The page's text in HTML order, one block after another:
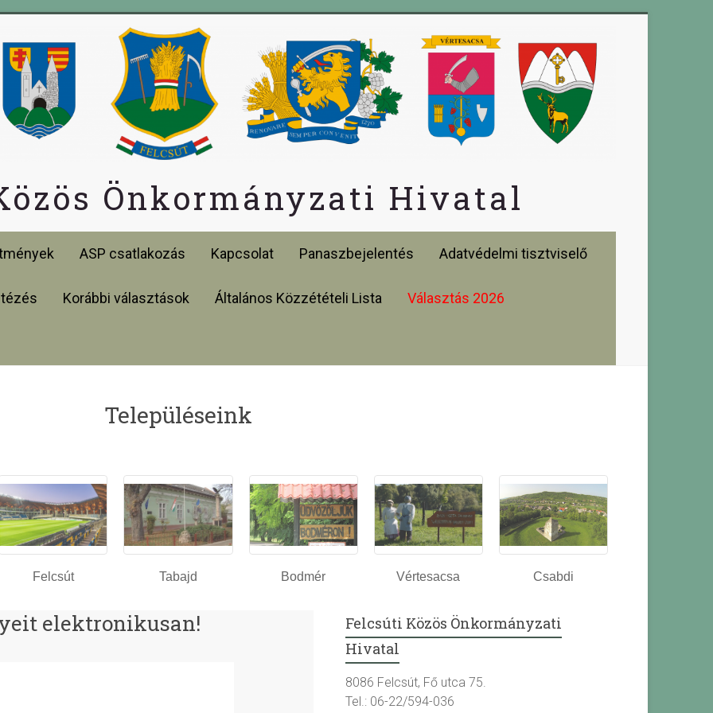
Önkormányzati Hivatal
ASP csatlakozás Kapcsolat Panaszbejelentés Adatvédelmi tisztviselő
Korábbi választások Általános Közzétételi Lista Választás 2026
Településeink
Felcsút Tabajd Bodmér Vértesacsa Csabdi
elektronikusan!
Felcsúti Közös Önkormányzati
Hivatal
8086 Felcsút, Fő utca 75.
Tel.: 06-22/594-036